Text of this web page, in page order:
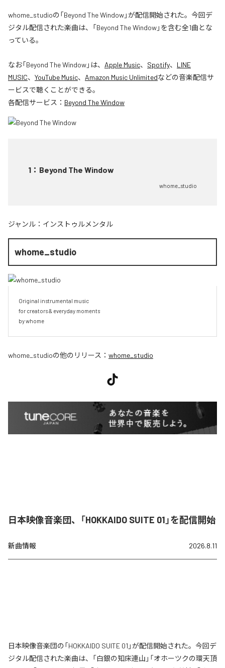
whome_studioの「Beyond The Window」が配信開始された。今回デ
ジタル配信された楽曲は、「Beyond The Window」を含む全1曲とな
っている。
なお「Beyond The Window」は、 Apple Music、 Spotify、 LINE
MUSIC、 YouTube Music、 Amazon Music Unlimitedなどの音楽配信サ
ービスで聴くことができる。
各配信サービス： Beyond The Window
1 ： Beyond The Window
whome_studio
ジャンル： インストゥルメンタル
whome_studio
Original instrumental music
for creators & everyday moments
by whome
whome_studioの他のリリース： whome_studio
日本映像音楽団、「HOKKAIDO SUITE 01」を配信開始
新曲情報 2026.8.11
日本映像音楽団の「HOKKAIDO SUITE 01」が配信開始された。今回デ
ジタル配信された楽曲は、「白銀の知床連山」「オホーツクの環天頂